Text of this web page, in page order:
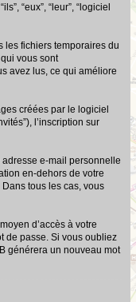
“eux”, “leur”, “logiciel
les fichiers temporaires du
vous sont
avez lus, ce qui améliore
créées par le logiciel
l’inscription sur
adresse e-mail personnelle
en-dehors de votre
tous les cas, vous
d’accès à votre
de passe. Si vous oubliez
générera un nouveau mot